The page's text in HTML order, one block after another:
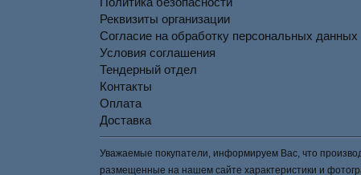
Реквизиты организации
Согласие на обработку персональных данных
Условия соглашения
Тендерный отдел
Контакты
Оплата
Доставка
Уважаемые покупатели, информируем Вас, что
размещенные на нашем сайте характеристики и